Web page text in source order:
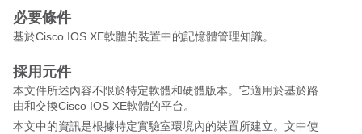
必要條件
基於Cisco IOS XE軟體的裝置中的記憶體管理知識。
採用元件
本文件所述內容不限於特定軟體和硬體版本。它適用於基於路
由和交換Cisco IOS XE軟體的平台。
本文中的資訊是根據特定實驗室環境內的裝置所建立。文中使